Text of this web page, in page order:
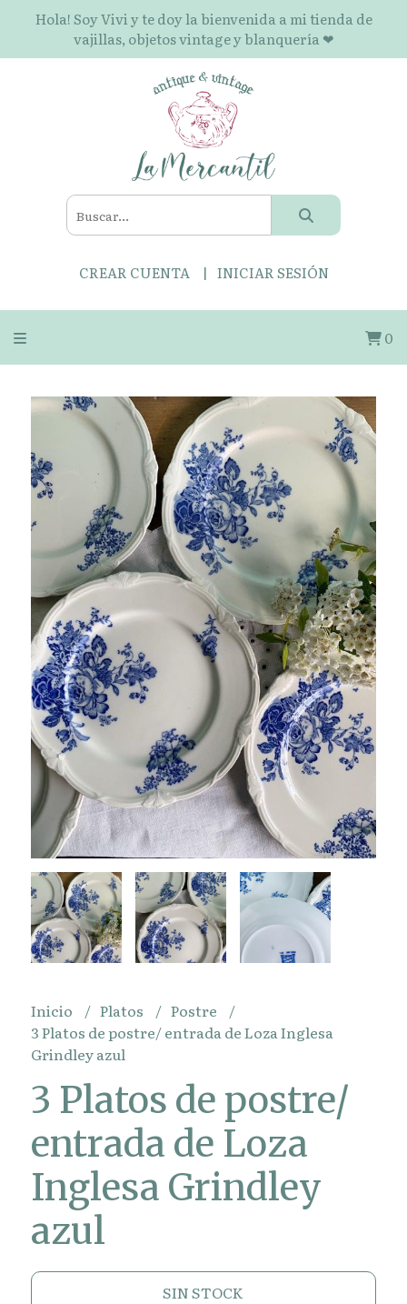
Hola! Soy Vivi y te doy la bienvenida a mi tienda de
vajillas, objetos vintage y blanquería ❤
CREAR CUENTA INICIAR SESIÓN
0
Inicio Platos
Postre
3 Platos de postre/ entrada de Loza Inglesa
Grindley azul
3 Platos de postre/
entrada de Loza
Inglesa Grindley
azul
SIN STOCK